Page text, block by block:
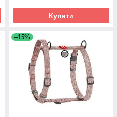
Купити
–15%